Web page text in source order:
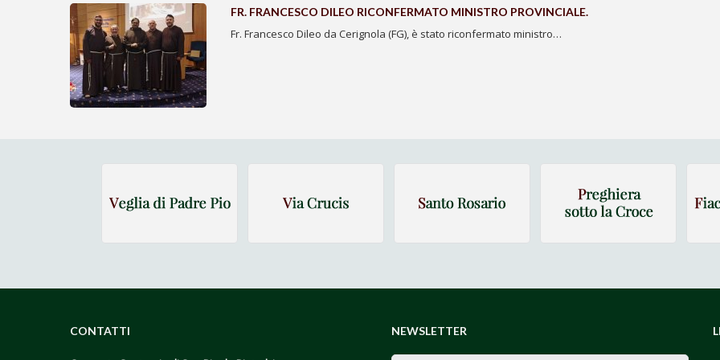
FR. FRANCESCO DILEO RICONFERMATO MINISTRO PROVINCIALE.
Fr. Francesco Dileo da Cerignola (FG), è stato riconfermato ministro…
CONTATTI NEWSLETTER